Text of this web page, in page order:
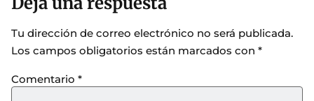
Tu dirección de correo electrónico no será publicada.
Los campos obligatorios están marcados con *
Comentario *